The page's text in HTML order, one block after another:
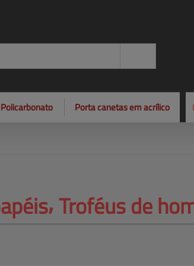
Porta canetas em acrílico
Troféus de